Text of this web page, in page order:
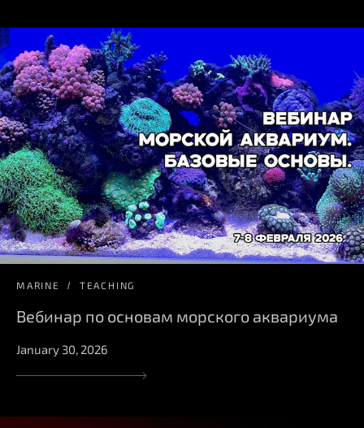
MARINE TEACHING
Вебинар по основам морского аквариума
January 30, 2026